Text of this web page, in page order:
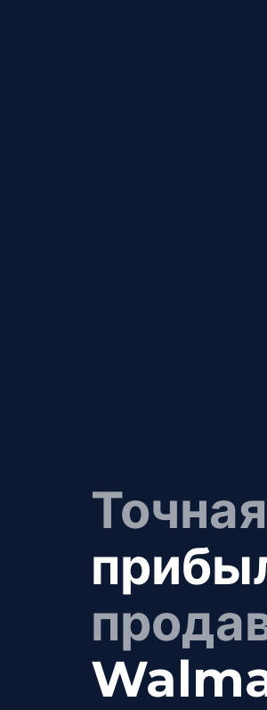
Точная